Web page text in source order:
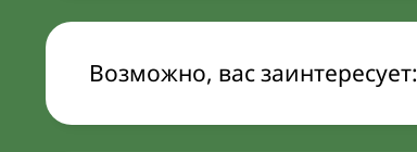
Возможно, вас заинтересует: